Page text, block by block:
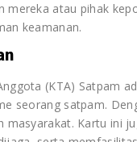
mereka atau pihak
keamanan.
(KTA) Satpam
seorang satpam.
masyarakat. Kartu ini